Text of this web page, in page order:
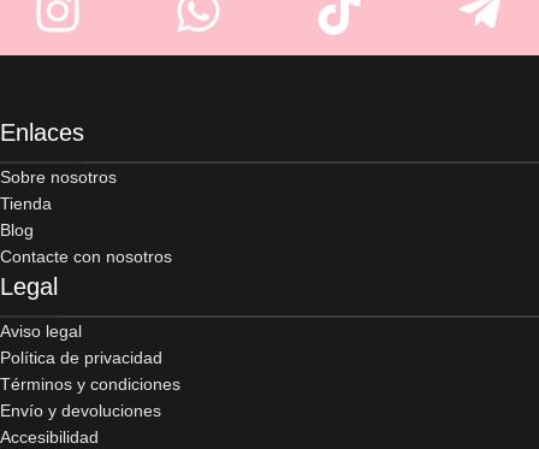
Enlaces
Sobre nosotros
Tienda
Blog
Contacte con nosotros
Legal
Aviso legal
Política de privacidad
Términos y condiciones
Envío y devoluciones
Accesibilidad